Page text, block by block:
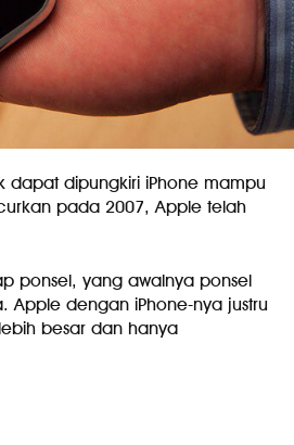
dapat dipungkiri iPhone mampu
pada 2007, Apple telah
ponsel, yang awalnya ponsel
Apple dengan iPhone-nya justru
besar dan hanya